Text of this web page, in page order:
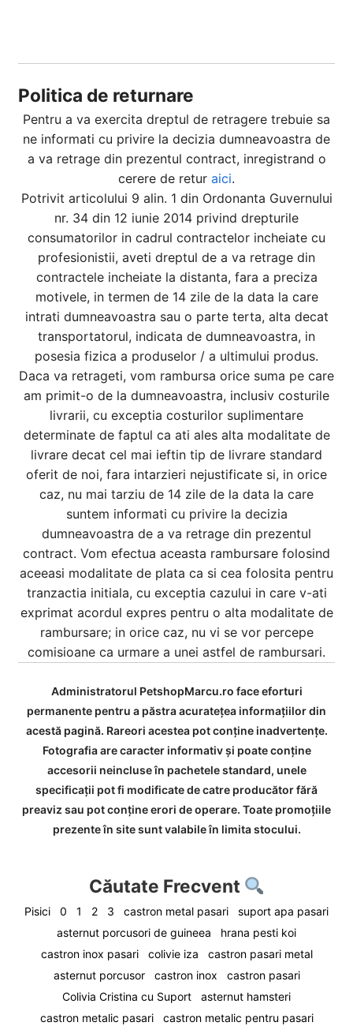
Politica de returnare
Pentru a va exercita dreptul de retragere trebuie sa
ne informati cu privire la decizia dumneavoastra de
a va retrage din prezentul contract, inregistrand o
cerere de retur aici.
Potrivit articolului 9 alin. 1 din Ordonanta Guvernului
nr. 34 din 12 iunie 2014 privind drepturile
consumatorilor in cadrul contractelor incheiate cu
profesionistii, aveti dreptul de a va retrage din
contractele incheiate la distanta, fara a preciza
motivele, in termen de 14 zile de la data la care
intrati dumneavoastra sau o parte terta, alta decat
transportatorul, indicata de dumneavoastra, in
posesia fizica a produselor / a ultimului produs.
Daca va retrageti, vom rambursa orice suma pe care
am primit-o de la dumneavoastra, inclusiv costurile
livrarii, cu exceptia costurilor suplimentare
determinate de faptul ca ati ales alta modalitate de
livrare decat cel mai ieftin tip de livrare standard
oferit de noi, fara intarzieri nejustificate si, in orice
caz, nu mai tarziu de 14 zile de la data la care
suntem informati cu privire la decizia
dumneavoastra de a va retrage din prezentul
contract. Vom efectua aceasta rambursare folosind
aceeasi modalitate de plata ca si cea folosita pentru
tranzactia initiala, cu exceptia cazului in care v-ati
exprimat acordul expres pentru o alta modalitate de
rambursare; in orice caz, nu vi se vor percepe
comisioane ca urmare a unei astfel de rambursari.
Administratorul PetshopMarcu.ro face eforturi
permanente pentru a păstra acurateţea informaţiilor din
acestă pagină. Rareori acestea pot conţine inadvertenţe.
Fotografia are caracter informativ şi poate conţine
accesorii neincluse în pachetele standard, unele
specificaţii pot fi modificate de catre producător fără
preaviz sau pot conţine erori de operare. Toate promoţiile
prezente în site sunt valabile în limita stocului.
Căutate Frecvent
Pisici 0 1 2 3 castron metal pasari
suport apa pasari
asternut porcusori de guineea
hrana pesti koi
castron inox pasari
colivie iza
castron pasari metal
asternut porcusor
castron inox
castron pasari
Colivia Cristina cu Suport
asternut hamsteri
castron metalic pasari
castron metalic pentru pasari